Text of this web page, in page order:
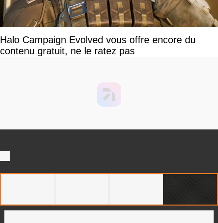
Halo Campaign Evolved vous offre encore du
contenu gratuit, ne le ratez pas